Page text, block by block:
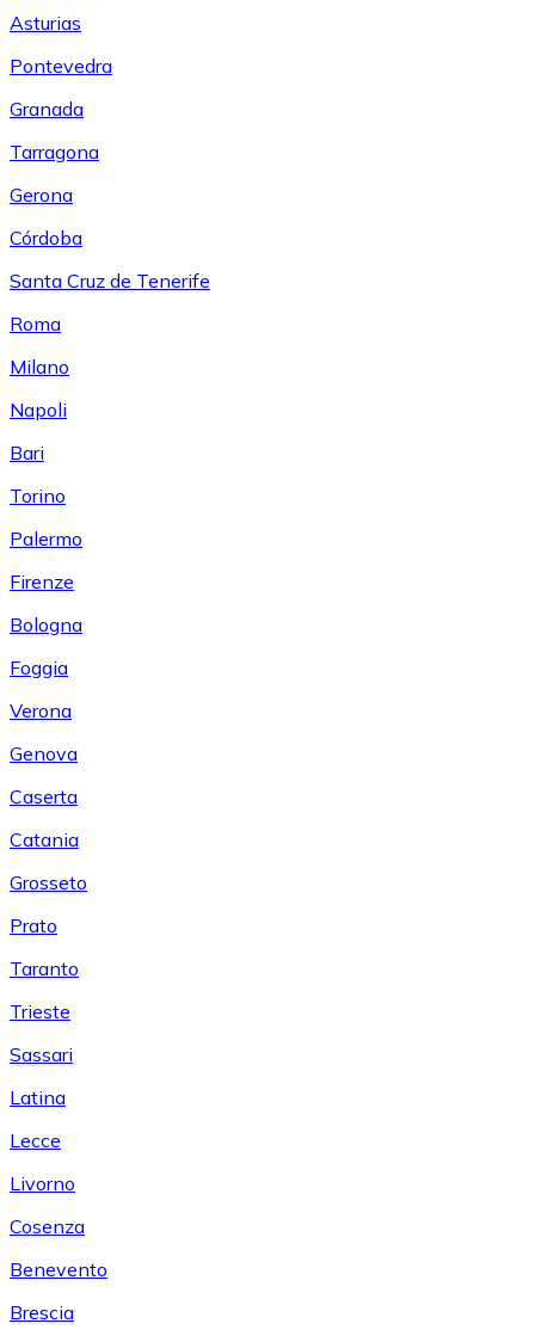
Asturias
Pontevedra
Granada
Tarragona
Gerona
Córdoba
Santa Cruz de Tenerife
Roma
Milano
Napoli
Bari
Torino
Palermo
Firenze
Bologna
Foggia
Verona
Genova
Caserta
Catania
Grosseto
Prato
Taranto
Trieste
Sassari
Latina
Lecce
Livorno
Cosenza
Benevento
Brescia